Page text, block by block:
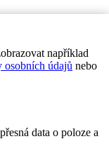
například
osobních údajů nebo
data o poloze a